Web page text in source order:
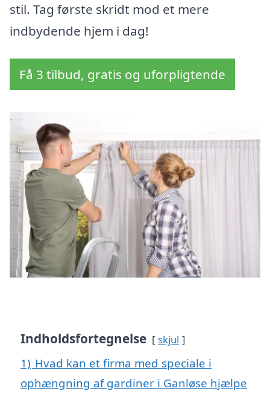
stil. Tag første skridt mod et mere
indbydende hjem i dag!
Få 3 tilbud, gratis og uforpligtende
Indholdsfortegnelse skjul
1) Hvad kan et firma med speciale i
ophængning af gardiner i Ganløse hjælpe